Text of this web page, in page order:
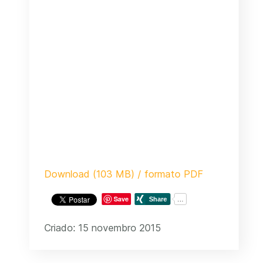
Download (103 MB) / formato PDF
Save
Criado: 15 novembro 2015